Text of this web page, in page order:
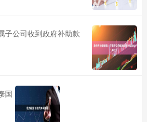
子公司收到政府补助款
国